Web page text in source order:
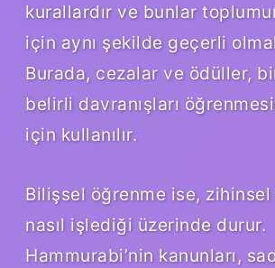
kurallardır ve bunlar
için aynı şekilde geçerli
Burada, cezalar ve ödüller,
belirli davranışları
için kullanılır.
Bilişsel öğrenme ise,
nasıl işlediği üzerinde durur.
Hammurabi’nin kanunları,